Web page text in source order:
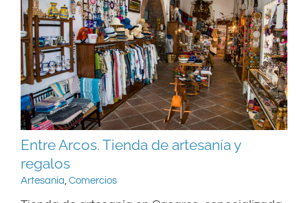
Entre Arcos. Tienda de artesanía y
regalos
Artesanía, Comercios